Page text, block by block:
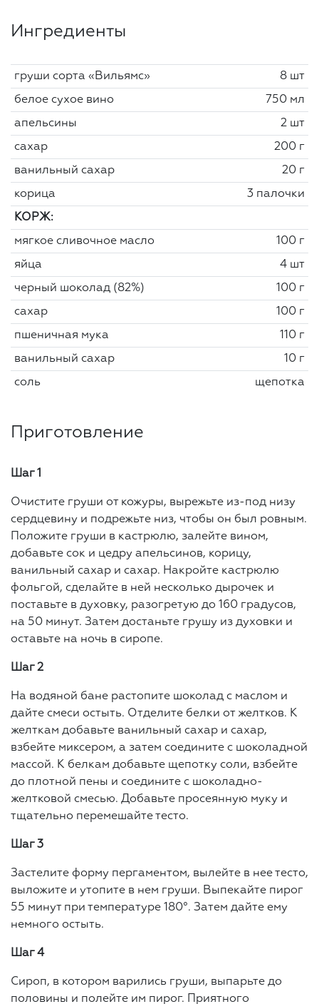
Ингредиенты
груши сорта «Вильямс» 8 шт
белое сухое вино 750 мл
апельсины 2 шт
сахар 200 г
ванильный сахар 20 г
корица 3 палочки
КОРЖ:
мягкое сливочное масло 100 г
яйца 4 шт
черный шоколад (82%) 100 г
сахар 100 г
пшеничная мука 110 г
ванильный сахар 10 г
соль щепотка
Приготовление
Шаг 1
Очистите груши от кожуры, вырежьте из-под низу
сердцевину и подрежьте низ, чтобы он был ровным.
Положите груши в кастрюлю, залейте вином,
добавьте сок и цедру апельсинов, корицу,
ванильный сахар и сахар. Накройте кастрюлю
фольгой, сделайте в ней несколько дырочек и
поставьте в духовку, разогретую до 160 градусов,
на 50 минут. Затем достаньте грушу из духовки и
оставьте на ночь в сиропе.
Шаг 2
На водяной бане растопите шоколад с маслом и
дайте смеси остыть. Отделите белки от желтков. К
желткам добавьте ванильный сахар и сахар,
взбейте миксером, а затем соедините с шоколадной
массой. К белкам добавьте щепотку соли, взбейте
до плотной пены и соедините с шоколадно-
желтковой смесью. Добавьте просеянную муку и
тщательно перемешайте тесто.
Шаг 3
Застелите форму пергаментом, вылейте в нее тесто,
выложите и утопите в нем груши. Выпекайте пирог
55 минут при температуре 180°. Затем дайте ему
немного остыть.
Шаг 4
Сироп, в котором варились груши, выпарьте до
половины и полейте им пирог. Приятного